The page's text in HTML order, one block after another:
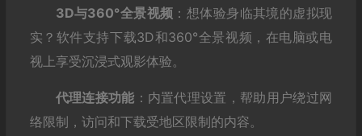
3D与360°全景视频 ：想体验身临其境的虚拟现
实？软件支持下载3D和360°全景视频，在电脑或电
视上享受沉浸式观影体验。
代理连接功能 ：内置代理设置，帮助用户绕过网
络限制，访问和下载受地区限制的内容。